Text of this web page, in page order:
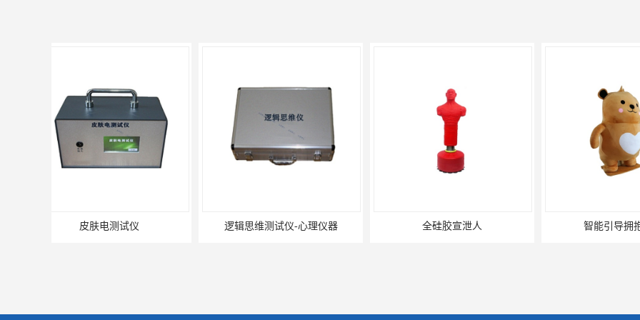
逻辑思维测试仪-心理仪器 全硅胶宣泄人 智能引导拥抱系统 智能